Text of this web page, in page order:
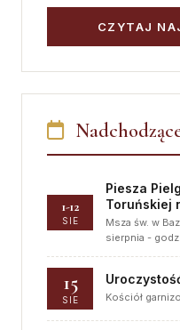
CZYTAJ
1-12
SIE
Piesza
Toruńskiej
Msza św. w
sierpnia -
15
SIE Kościół